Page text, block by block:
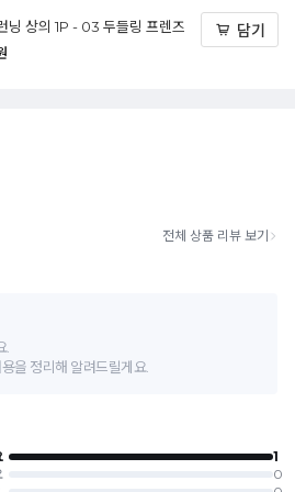
닝 상의 1P - 03 두들링 프렌즈
담기